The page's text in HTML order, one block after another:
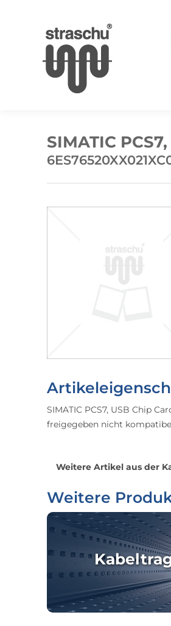
SIMATIC
SIMATIC PCS7, USB Chip
freigegeben nicht
Weitere Artikel aus der
Weitere